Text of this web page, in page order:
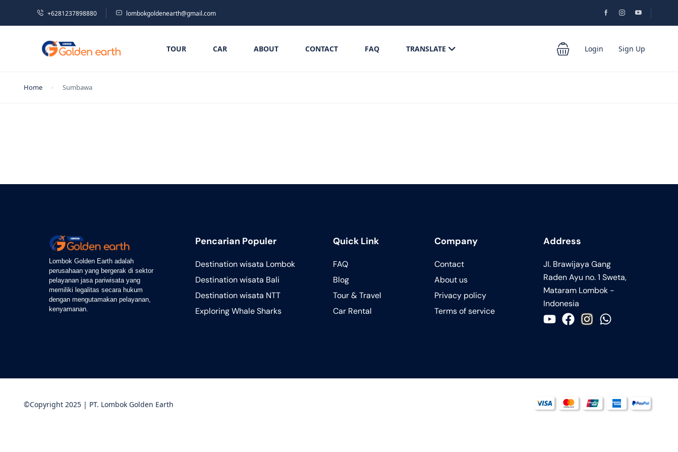
+6281237898880 lombokgoldenearth@gmail.com
TOUR CAR ABOUT CONTACT FAQ TRANSLATE Login Sign Up
Home Sumbawa
Lombok Golden Earth adalah
perusahaan yang bergerak di sektor
pelayanan jasa pariwisata yang
memiliki legalitas secara hukum
dengan mengutamakan pelayanan,
kenyamanan.
Pencarian Populer
Destination wisata Lombok
Destination wisata Bali
Destination wisata NTT
Exploring Whale Sharks
Quick Link
FAQ
Blog
Tour & Travel
Car Rental
Company
Contact
About us
Privacy policy
Terms of service
Address
JI. Brawijaya Gang
Raden Ayu no. 1 Sweta,
Mataram Lombok -
Indonesia
©Copyright 2025 | PT. Lombok Golden Earth